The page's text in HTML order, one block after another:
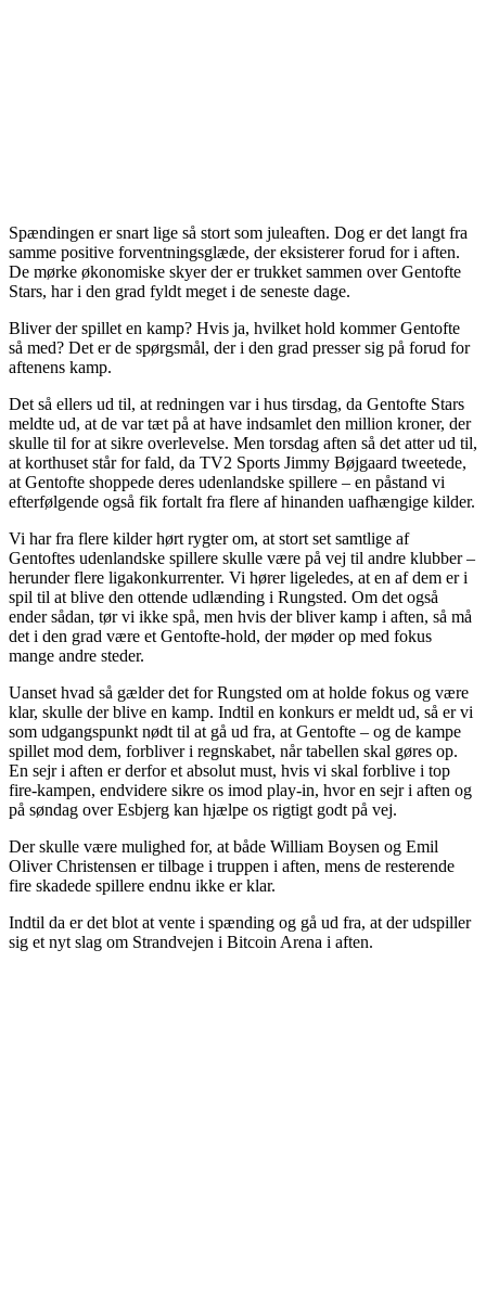
Spændingen er snart lige så stort som juleaften. Dog er det langt fra
samme positive forventningsglæde, der eksisterer forud for i aften.
De mørke økonomiske skyer der er trukket sammen over Gentofte
Stars, har i den grad fyldt meget i de seneste dage.
Bliver der spillet en kamp? Hvis ja, hvilket hold kommer Gentofte
så med? Det er de spørgsmål, der i den grad presser sig på forud for
aftenens kamp.
Det så ellers ud til, at redningen var i hus tirsdag, da Gentofte Stars
meldte ud, at de var tæt på at have indsamlet den million kroner, der
skulle til for at sikre overlevelse. Men torsdag aften så det atter ud til,
at korthuset står for fald, da TV2 Sports Jimmy Bøjgaard tweetede,
at Gentofte shoppede deres udenlandske spillere – en påstand vi
efterfølgende også fik fortalt fra flere af hinanden uafhængige kilder.
Vi har fra flere kilder hørt rygter om, at stort set samtlige af
Gentoftes udenlandske spillere skulle være på vej til andre klubber –
herunder flere ligakonkurrenter. Vi hører ligeledes, at en af dem er i
spil til at blive den ottende udlænding i Rungsted. Om det også
ender sådan, tør vi ikke spå, men hvis der bliver kamp i aften, så må
det i den grad være et Gentofte-hold, der møder op med fokus
mange andre steder.
Uanset hvad så gælder det for Rungsted om at holde fokus og være
klar, skulle der blive en kamp. Indtil en konkurs er meldt ud, så er vi
som udgangspunkt nødt til at gå ud fra, at Gentofte – og de kampe
spillet mod dem, forbliver i regnskabet, når tabellen skal gøres op.
En sejr i aften er derfor et absolut must, hvis vi skal forblive i top
fire-kampen, endvidere sikre os imod play-in, hvor en sejr i aften og
på søndag over Esbjerg kan hjælpe os rigtigt godt på vej.
Der skulle være mulighed for, at både William Boysen og Emil
Oliver Christensen er tilbage i truppen i aften, mens de resterende
fire skadede spillere endnu ikke er klar.
Indtil da er det blot at vente i spænding og gå ud fra, at der udspiller
sig et nyt slag om Strandvejen i Bitcoin Arena i aften.